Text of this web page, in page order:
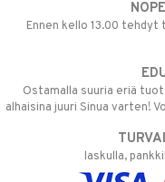
Ennen kello 13.00
Ostamalla suuria eriä
alhaisina juuri Sinua varten!
laskulla,